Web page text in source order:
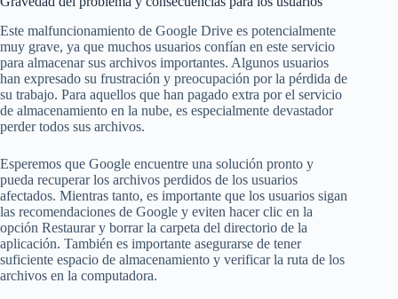
Este malfuncionamiento de Google Drive es potencialmente
muy grave, ya que muchos usuarios confían en este servicio
para almacenar sus archivos importantes. Algunos usuarios
han expresado su frustración y preocupación por la pérdida de
su trabajo. Para aquellos que han pagado extra por el servicio
de almacenamiento en la nube, es especialmente devastador
perder todos sus archivos.
Esperemos que Google encuentre una solución pronto y
pueda recuperar los archivos perdidos de los usuarios
afectados. Mientras tanto, es importante que los usuarios sigan
las recomendaciones de Google y eviten hacer clic en la
opción Restaurar y borrar la carpeta del directorio de la
aplicación. También es importante asegurarse de tener
suficiente espacio de almacenamiento y verificar la ruta de los
archivos en la computadora.